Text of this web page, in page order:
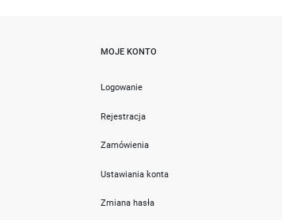
MOJE KONTO
Logowanie
Rejestracja
Zamówienia
Ustawiania konta
Zmiana hasła